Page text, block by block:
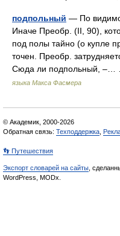
подпольный — По
Иначе Преобр. (II, 90),
под полы тайно (о купле
точен. Преобр.
Сюда ли подпольный,
языка Макса Фасмера
© Академик, 2000-2026
Обратная связь: Техподдержка
👣 Путешествия
Экспорт словарей на сайты ,
WordPress, MODx.